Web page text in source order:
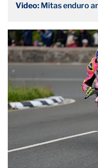
Video: Mitas enduro